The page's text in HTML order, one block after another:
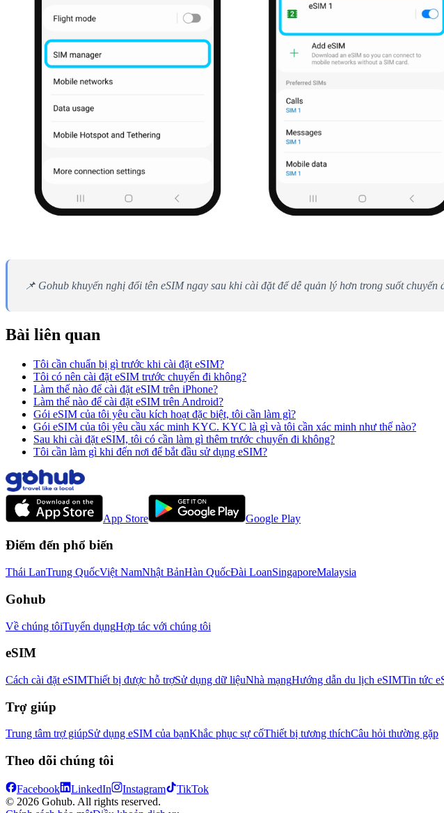
📌 Gohub khuyến nghị đổi tên eSIM ngay sau khi cài đặt để dễ quản lý hơn trong suốt
Bài liên quan
Tôi cần chuẩn bị gì trước khi cài đặt eSIM?
Tôi có nên cài đặt eSIM trước chuyến đi không?
Làm thế nào để cài đặt eSIM trên iPhone?
Làm thế nào để cài đặt eSIM trên Android?
Gói eSIM của tôi yêu cầu kích hoạt đặc biệt, tôi cần làm gì?
Gói eSIM của tôi yêu cầu xác minh KYC. KYC là gì và tôi cần xác minh như thế nào?
Sau khi cài đặt eSIM, tôi có cần làm gì thêm trước chuyến đi không?
Tôi cần làm gì khi đến nơi để bắt đầu sử dụng eSIM?
App Store Google Play
Điểm đến phổ biến
Thái LanTrung QuốcViệt NamNhật BảnHàn QuốcĐài LoanSingaporeMalaysia
Gohub
Về chúng tôiTuyển dụngHợp tác với chúng tôi
eSIM
Cách cài đặt eSIMThiết bị được hỗ trợSử dụng dữ liệuNhà mạngHướng dẫn du lịch eSIMTin tức
Trợ giúp
Trung tâm trợ giúpSử dụng eSIM của bạnKhắc phục sự cốThiết bị tương thíchCâu hỏi thường gặp
Theo dõi chúng tôi
Facebook LinkedIn Instagram
TikTok
© 2026 Gohub. All rights reserved.